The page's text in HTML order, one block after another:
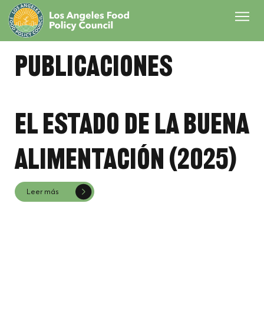
Publicaciones
El estado de la buena
alimentación (2025)
Leer más